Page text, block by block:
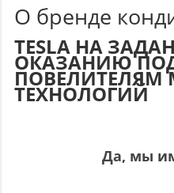
О бренде
TESLA НА
ОКАЗАНИЮ
ПОВЕЛИТЕЛЯМ
ТЕХНОЛОГИЙ
Да, мы